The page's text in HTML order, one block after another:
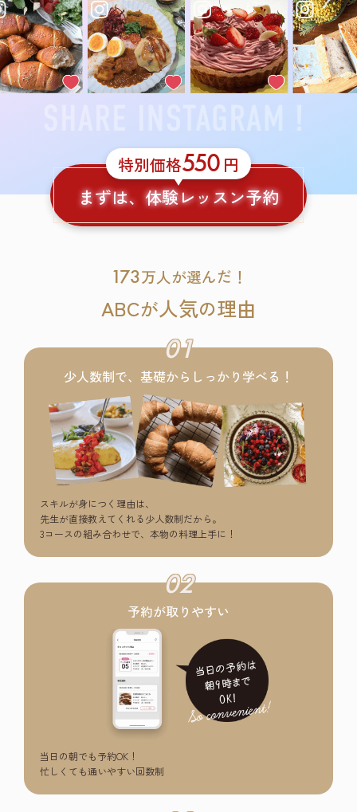
特別価格550 円
まずは、体験レッスン予約
173万人が選んだ！
ABCが人気の理由
01
少人数制で、基礎からしっかり学べる！
スキルが身につく理由は、
先生が直接教えてくれる少人数制だから。
3コースの組み合わせで、本物の料理上手に！
02
予約が取りやすい
当日の朝でも予約OK！
忙しくても通いやすい回数制